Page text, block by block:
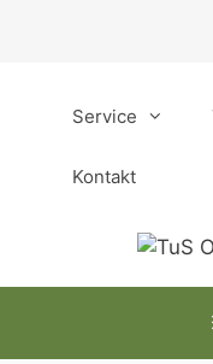
Service
Kontakt